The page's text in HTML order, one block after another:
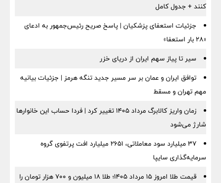
کنند + جدول کامل
جزئیات استعفای پزشکیان | پاسخ صریح رئیس‌جمهور به ادعای
«۲۸ بار استعفا»
سیر تا پیاز سهم ایران از دریای خزر
توافق ایران و عمان بر سر مسیر جدید تنگه هرمز | جزئیات بیانیه
مهم تهران و مسقط
زمان واریز کالابرگ مرداد ۱۴۰۵ تغییر کرد | فردا حساب این خانوارها
شارژ می‌شود
۳۷ میلیارد سود معاملاتی، ۲۶۵۱ میلیارد افت پرتفوی گروه
سرمایه‌گذاری سایپا
قیمت طلا امروز ۱۵ مرداد ۱۴۰۵؛ طلا ۱۸ میلیون و ۷۰۰ هزار تومان را